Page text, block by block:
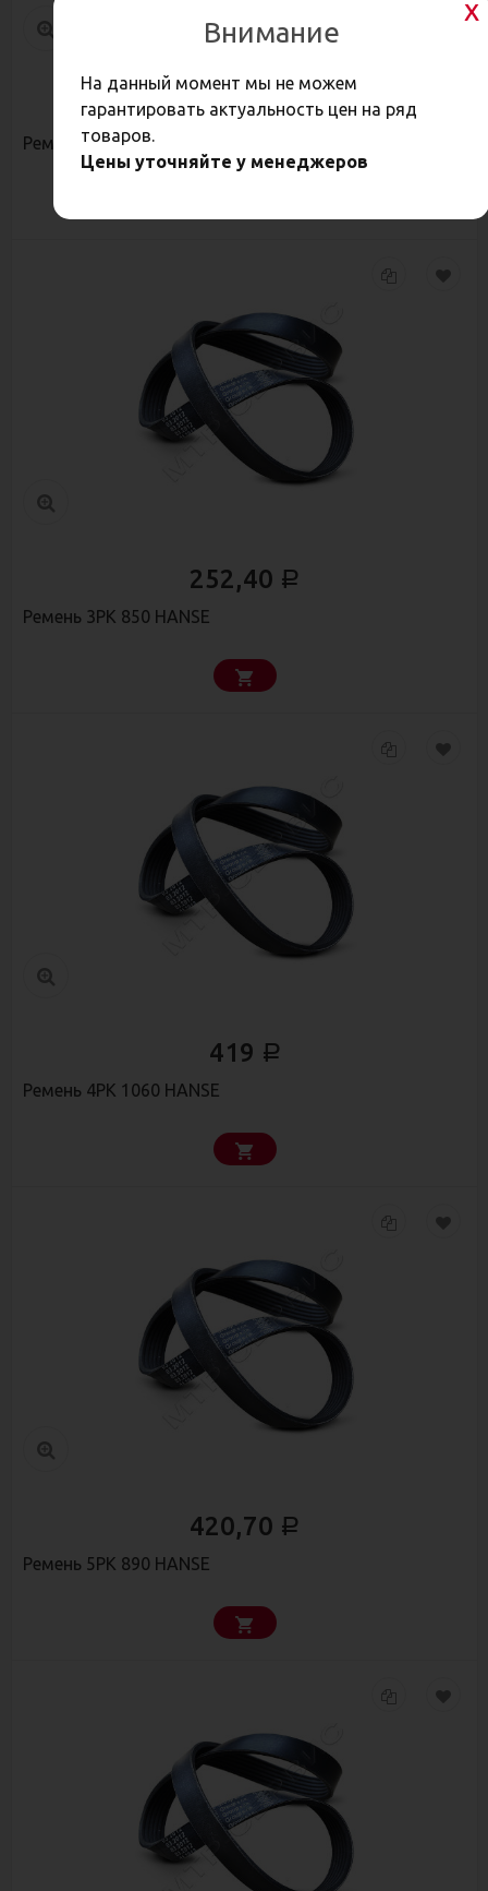
409,60Р
Ремень 4РК 1513 К
252,40 Р
Ремень 3РК 850 HANSE
419 Р
Ремень 4РК 1060 HANSE
420,70 Р
Ремень 5РК 890 HANSE
Внимание
На данный момент мы не можем
гарантировать актуальность цен на ряд
товаров.
Цены уточняйте у менеджеров